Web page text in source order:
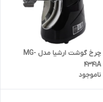
چرخ گوشت ارشیا مدل MG-
4341A
ناموجود